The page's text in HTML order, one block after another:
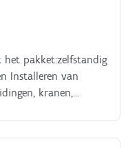
het pakket:zelfstandig
Installeren van
kranen,
en afvoersystemen.